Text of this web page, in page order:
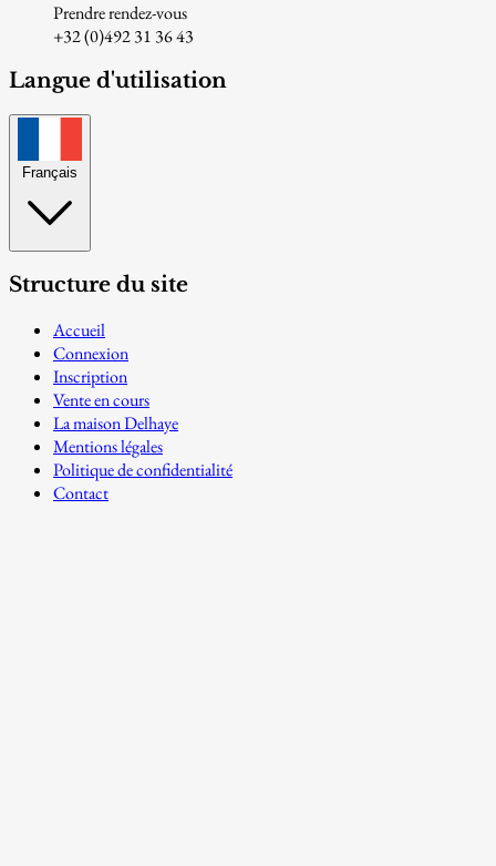
Prendre rendez-vous
+32 (0)492 31 36 43
Langue d'utilisation
Français
Structure du site
Accueil
Connexion
Inscription
Vente en cours
La maison Delhaye
Mentions légales
Politique de confidentialité
Contact